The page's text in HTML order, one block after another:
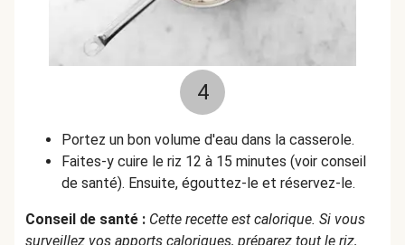
4
Portez un bon volume d'eau dans la casserole.
Faites-y cuire le riz 12 à 15 minutes (voir conseil
de santé). Ensuite, égouttez-le et réservez-le.
Conseil de santé : Cette recette est calorique. Si vous
surveillez vos apports caloriques, préparez tout le riz,